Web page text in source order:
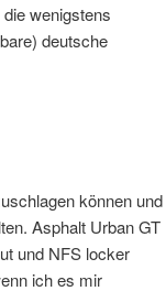
wenigstens
deutsche
können und
Asphalt Urban GT
und NFS locker
ich es mir